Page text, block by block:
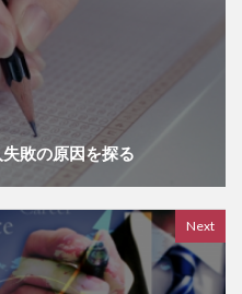
敗の原因を探る
Next